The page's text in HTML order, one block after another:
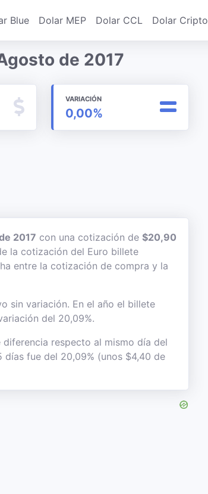
Blue Dolar MEP Dolar CCL Dolar Cripto
de 2017
VARIACIÓN
0,00%
2017 con una cotización de $20,90
la cotización del Euro billete
entre la cotización de compra y la
sin variación. En el año el billete
del 20,09%.
respecto al mismo día del
fue del 20,09% (unos $4,40 de